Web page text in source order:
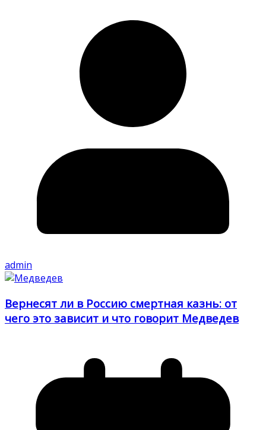
admin
Вернесят ли в Россию смертная казнь: от
чего это зависит и что говорит Медведев